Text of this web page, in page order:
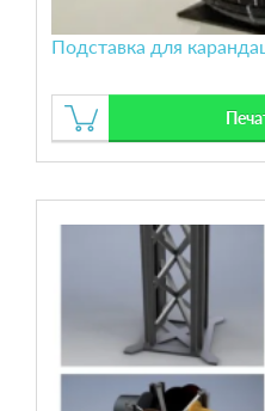
Подставка для